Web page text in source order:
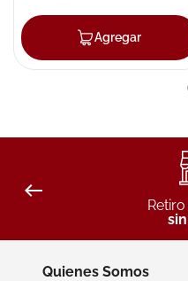
Agregar
Quienes Somos